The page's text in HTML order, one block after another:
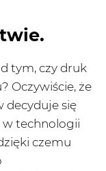
tym, czy druk
Oczywiście, że
decyduje się
technologii
czemu